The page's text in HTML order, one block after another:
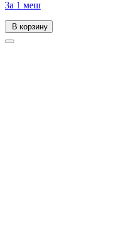
За 1 меш
В корзину